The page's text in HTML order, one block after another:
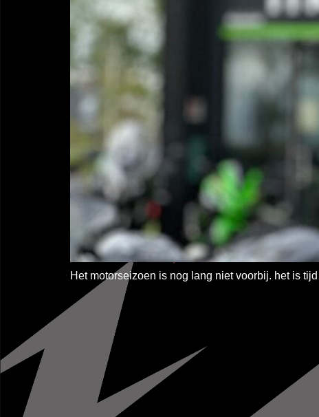
Het motorseizoen is nog lang niet voorbij. het is